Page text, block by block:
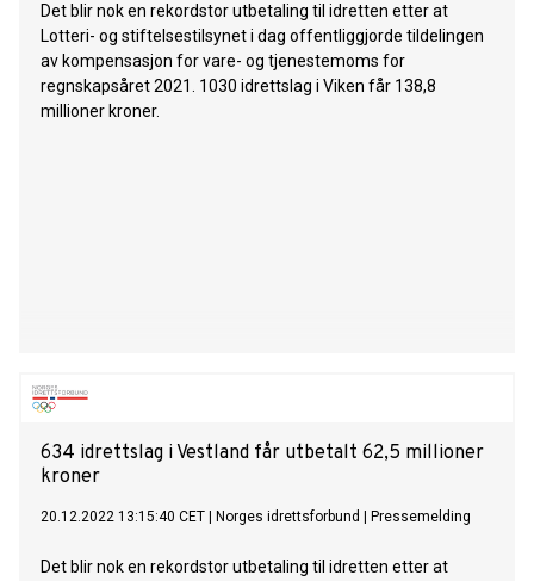
Det blir nok en rekordstor utbetaling til idretten etter at
Lotteri- og stiftelsestilsynet i dag offentliggjorde tildelingen
av kompensasjon for vare- og tjenestemoms for
regnskapsåret 2021. 1030 idrettslag i Viken får 138,8
millioner kroner.
634 idrettslag i Vestland får utbetalt 62,5 millioner
kroner
20.12.2022 13:15:40 CET Norges idrettsforbund Pressemelding
Det blir nok en rekordstor utbetaling til idretten etter at